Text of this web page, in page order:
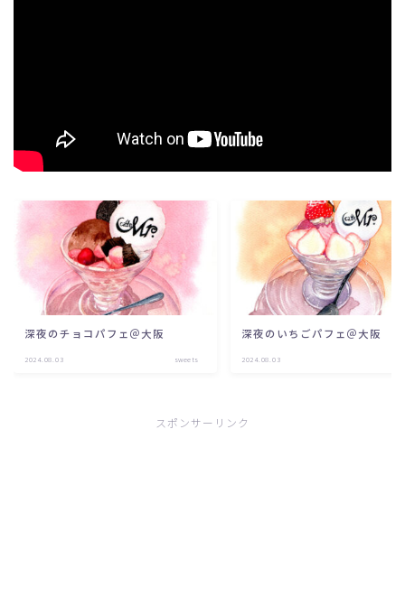
深夜のチョコパフェ＠大阪
2024.08.03 sweets
深夜のいちごパフェ＠大阪
2024.08.03
スポンサーリンク